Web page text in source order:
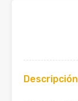
Descripción